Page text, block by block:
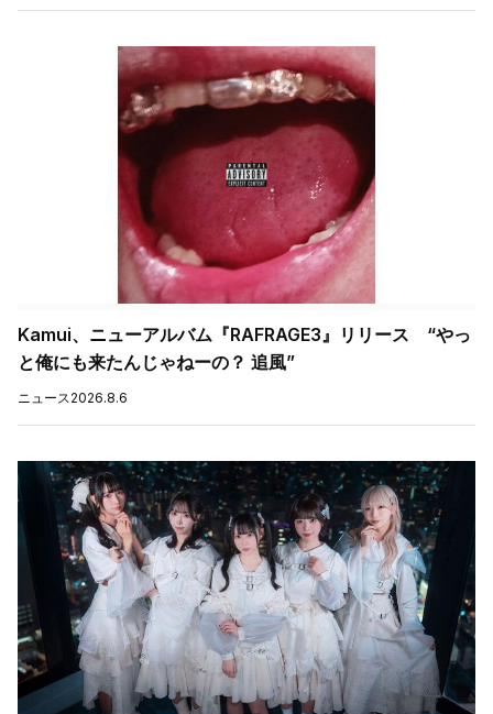
Kamui、ニューアルバム『RAFRAGE3』リリース “やっ
と俺にも来たんじゃねーの？ 追風”
ニュース2026.8.6